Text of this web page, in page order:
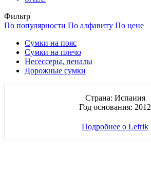
Фильтр
По популярности По алфавиту По цене
Сумки на пояс
Сумки на плечо
Несессеры, пеналы
Дорожные сумки
Страна: Испания
Год основания: 2012
Подробнее о Lefrik